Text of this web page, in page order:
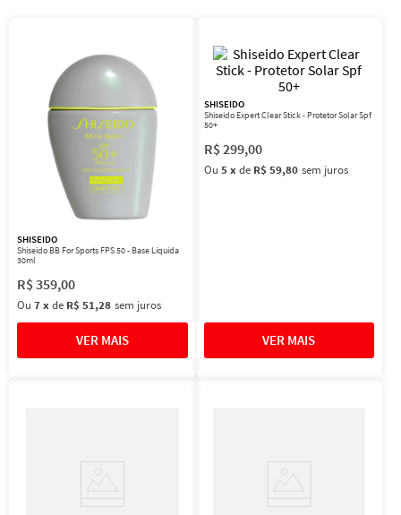
SHISEIDO
Shiseido BB For Sports FPS 50 - Base Líquida
30ml
R$359,00
Ou 7xde R$ 51,28 sem juros
SHISEIDO
Shiseido Expert Clear Stick - Protetor Solar Spf
50+
R$299,00
Ou 5 xde R$ 59,80 sem juros